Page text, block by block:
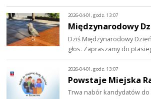
2026-04-01, godz. 13:07
Międzynarodowy
Dziś Międzynarodowy
głos. Zapraszamy do
2026-04-01, godz. 13:07
Powstaje Miejska
Trwa nabór kandydatów